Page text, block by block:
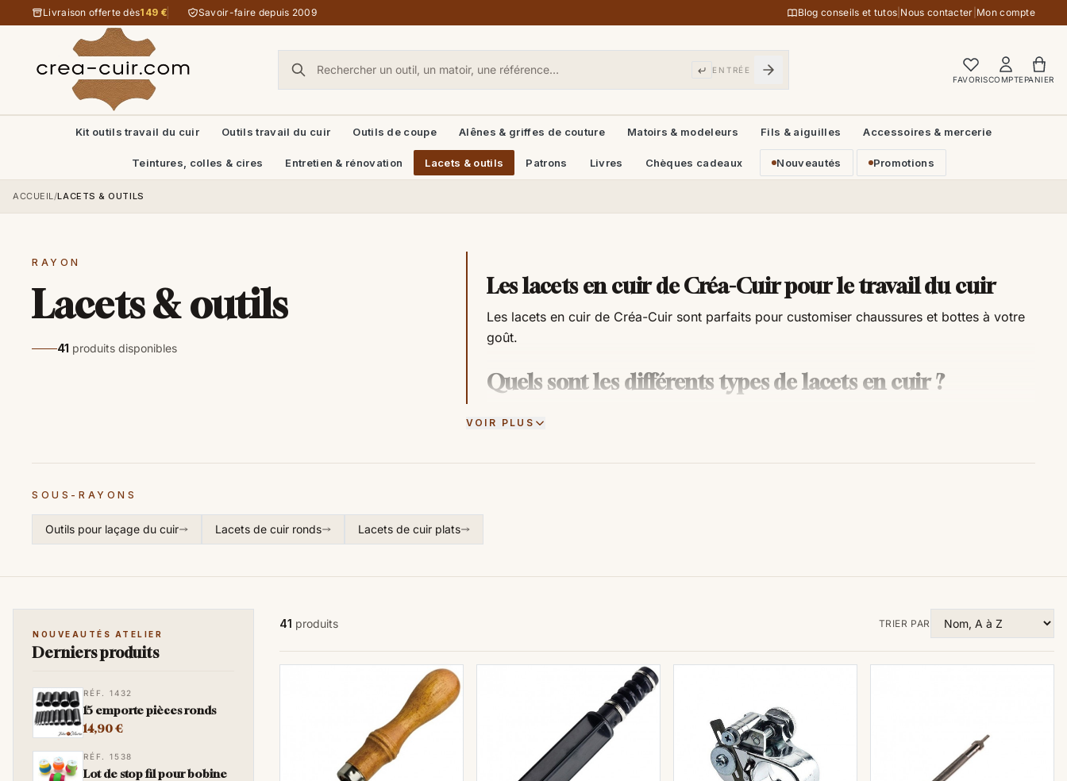
Aller au contenu
Livraison offerte dès149 € Savoir-faire depuis 2009 Blog conseils et tutos Nous contacter Mon compte
ENTRÉE
FAVORISCOMPTEPANIER
Kit outils travail du cuir Outils travail du cuir Outils de coupe Alênes & griffes de couture Matoirs & modeleurs Fils & aiguilles Accessoires & mercerie
Teintures, colles & cires Entretien & rénovation Lacets & outils Patrons Livres Chèques cadeaux Nouveautés Promotions
ACCUEIL/LACETS & OUTILS
RAYON
Lacets & outils
41 produits disponibles
Les lacets en cuir de Créa-Cuir pour le travail du cuir
Les lacets en cuir de Créa-Cuir sont parfaits pour customiser chaussures et bottes à votre
goût.
Quels sont les différents types de lacets en cuir ?
leurs homologues masculines - en cuirs lisses ou vernis - afin de donner aux chaussures
On trouve également des nu-pieds classiques faits en cuirs marron et kaki - idéals pour
aller avec un jeans skinny ou une robe imprimée - où vous pouvez facilement accrocher
des lacets plats tressés robustes comme ornements décoratifs supplémentaires sur la
croûte supérieure.
Découvrez ci-dessous les différents types de lacets proposé par Créa Cuir.
VOIR PLUS
SOUS-RAYONS
Outils pour laçage du cuir Lacets de cuir ronds Lacets de cuir plats
NOUVEAUTÉS ATELIER
Derniers produits
RÉF. 1432
15 emporte pièces ronds
14,90 €
RÉF. 1538
Lot de stop fil pour bobine
41 produits TRIER PAR